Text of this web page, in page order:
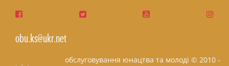
obu.ks@ukr.net
обслуговування юнацтва та молоді © 2010 -